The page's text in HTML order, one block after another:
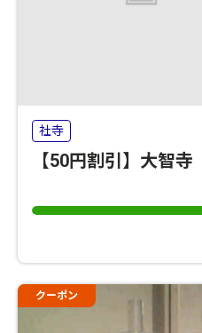
社寺
【50円割引】大智寺
クーポン